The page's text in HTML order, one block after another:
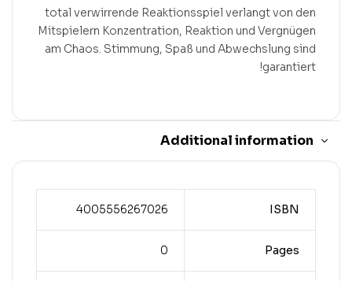
total verwirrende Reaktionsspiel verlangt von den
Mitspielern Konzentration, Reaktion und Vergnügen
am Chaos. Stimmung, Spaß und Abwechslung sind
garantiert!
Additional information
ISBN
4005556267026
Pages
0